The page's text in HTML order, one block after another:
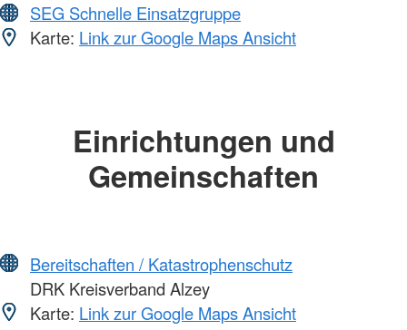
SEG Schnelle Einsatzgruppe
Karte: Link zur Google Maps Ansicht
Einrichtungen und
Gemeinschaften
Bereitschaften / Katastrophenschutz
DRK Kreisverband Alzey
Karte: Link zur Google Maps Ansicht